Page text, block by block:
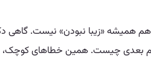
همیشه «زیبا نبودن» نیست.
بعدی چیست. همین خطاهای